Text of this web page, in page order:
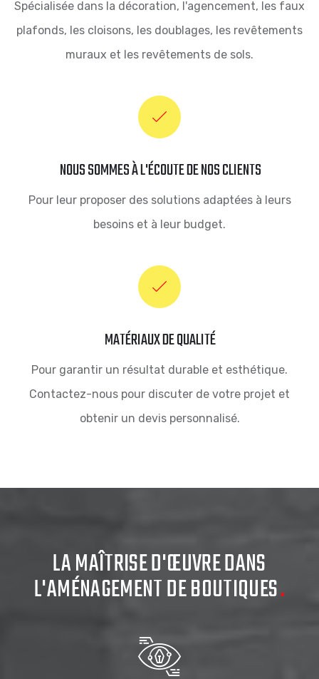
Spécialisée dans la décoration, l'agencement, les faux
plafonds, les cloisons, les doublages, les revêtements
muraux et les revêtements de sols.
NOUS SOMMES À L'ÉCOUTE DE NOS CLIENTS
Pour leur proposer des solutions adaptées à leurs
besoins et à leur budget.
MATÉRIAUX DE QUALITÉ
Pour garantir un résultat durable et esthétique.
Contactez-nous pour discuter de votre projet et
obtenir un devis personnalisé.
LA MAÎTRISE D'ŒUVRE DANS
L'AMÉNAGEMENT DE BOUTIQUES.